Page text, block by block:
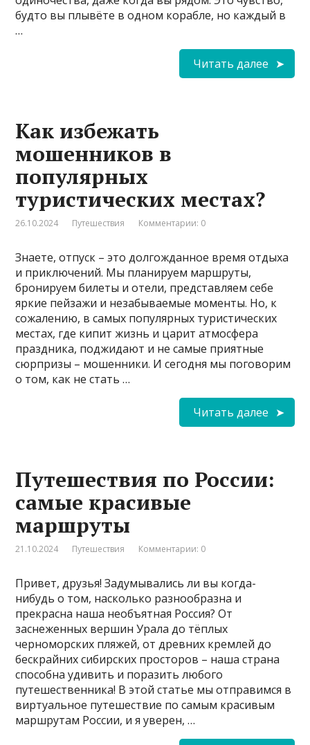
будто вы плывёте в одном корабле, но каждый в
…
Читать далее
Как избежать
мошенников в
популярных
туристических местах?
26.10.2024 Путешествия Комментарии: 0
Знаете, отпуск – это долгожданное время отдыха
и приключений. Мы планируем маршруты,
бронируем билеты и отели, представляем себе
яркие пейзажи и незабываемые моменты. Но, к
сожалению, в самых популярных туристических
местах, где кипит жизнь и царит атмосфера
праздника, поджидают и не самые приятные
сюрпризы – мошенники. И сегодня мы поговорим
о том, как не стать …
Читать далее
Путешествия по России:
самые красивые
маршруты
21.10.2024 Путешествия Комментарии: 0
Привет, друзья! Задумывались ли вы когда-
нибудь о том, насколько разнообразна и
прекрасна наша необъятная Россия? От
заснеженных вершин Урала до тёплых
черноморских пляжей, от древних кремлей до
бескрайних сибирских просторов – наша страна
способна удивить и поразить любого
путешественника! В этой статье мы отправимся в
виртуальное путешествие по самым красивым
маршрутам России, и я уверен, …